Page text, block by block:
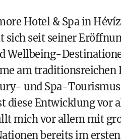
Hotel & Spa in
seit seiner
Wellbeing-
am
und Spa-
Entwicklung vor
mich vor allem mit
bereits im